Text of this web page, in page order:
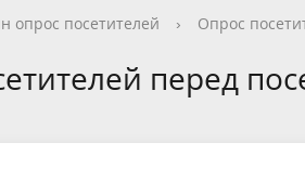
История
перед
Опрос
Правила
на вылов рыбы
История
Вопрос -
Научная
Редкие и
Проекты
Новости
Дом типа
палатки
опрос посетителей › Опрос
перед